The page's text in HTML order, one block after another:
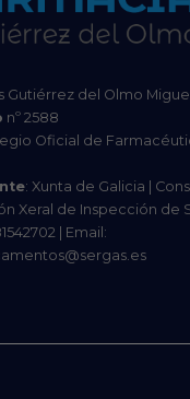
Gutiérrez del Olmo
nº 2588
Oficial de
: Xunta de Galicia |
Xeral de Inspección de
| Email: